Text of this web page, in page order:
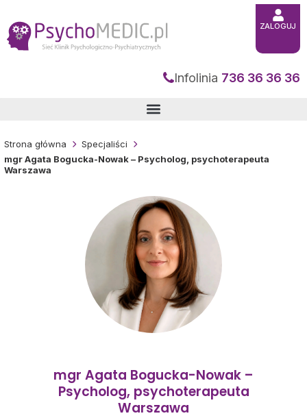
treści
Infolinia 736 36 36 36
ZALOGUJ
Strona główna
Specjaliści
mgr Agata Bogucka-Nowak – Psycholog, psychoterapeuta
Warszawa
mgr Agata Bogucka-Nowak –
Psycholog, psychoterapeuta
Warszawa